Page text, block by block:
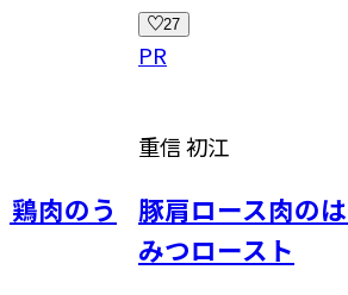
肉のはち
30
PR
重信 初江
えびとバジルの
エスニック風カレ